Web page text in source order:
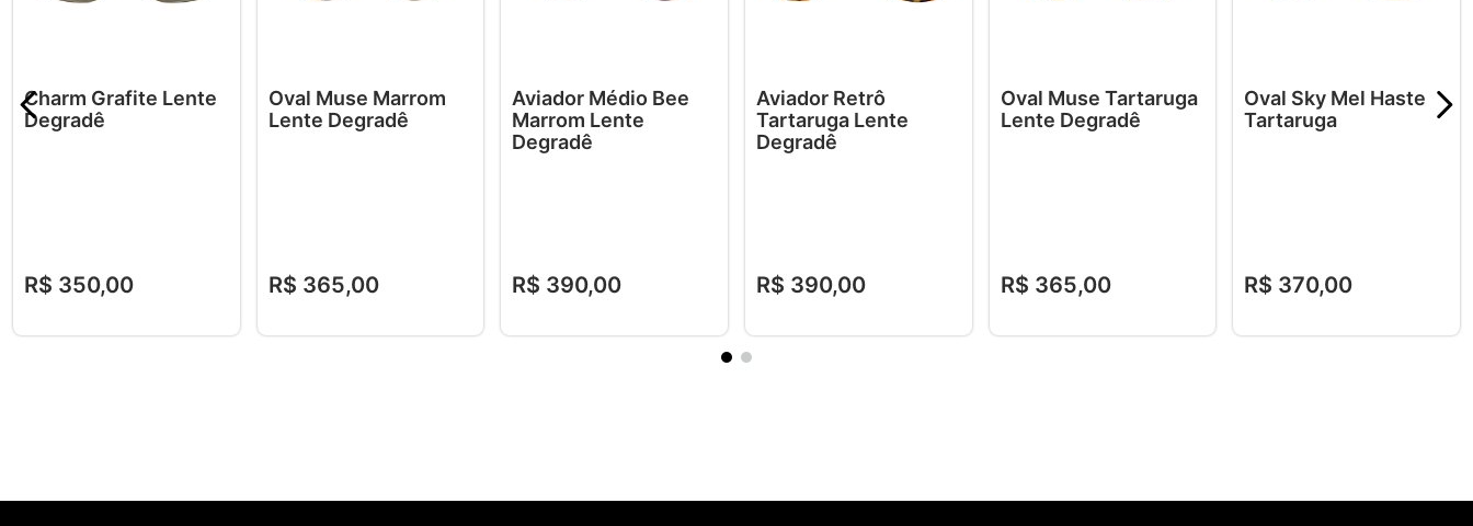
Charm Grafite Lente
Degradê
R$ 350,00
Oval Muse Marrom
Lente Degradê
R$ 365,00
Aviador Médio Bee
Marrom Lente
Degradê
R$ 390,00
Aviador Retrô
Tartaruga Lente
Degradê
R$ 390,00
Oval Muse Tartaruga
Lente Degradê
R$ 365,00
Oval Sky Mel Haste
Tartaruga
R$ 370,00